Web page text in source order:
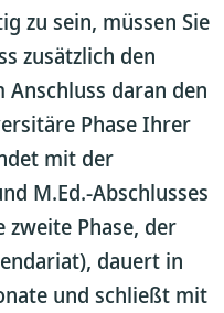
zu sein, müssen Sie
zusätzlich den
Anschluss daran den
Phase Ihrer
mit der
M.Ed.-Abschlusses
zweite Phase, der
dauert in
und schließt mit